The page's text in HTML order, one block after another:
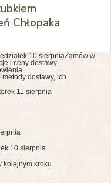
Chłopaka
10 sierpniaZamów w
i ceny dostawy
dostawy, ich
11 sierpnia
10 sierpnia
kolejnym kroku